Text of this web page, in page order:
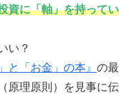
資に「軸」を持ってい
い？
と「お金」の本』 の最
原理原則）を見事に伝